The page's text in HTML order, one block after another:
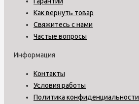
Как вернуть товар
Свяжитесь с нами
Частые вопросы
Информация
Контакты
Условия работы
Политика конфиденциальности